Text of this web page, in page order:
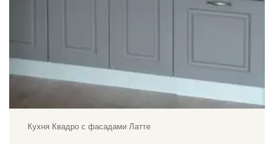
Кухня Квадро с фасадами Латте